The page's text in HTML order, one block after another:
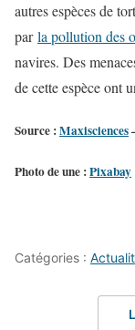
autres espèces de
parla pollution des
navires. Des
de cette espèce ont
Source :Maxisciences
Photo de une :Pixabay
Catégories :